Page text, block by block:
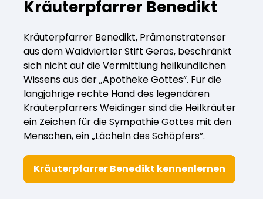
Gesundheit
Bio-Produkte
Essen & Trinken
Ätherische Öle
Hautsalben
Vereinsgründer Pfarrer Rauscher
Veranstaltungsberichte
Seminare mit Kräuterpfarrer Benedikt
Kräuterwanderungen
Kräuterpfarrer-Zentrum
Kloster- und Kräuterladen
Unser Zentrum
Beratungsdienst
Kräutergarten
Freunde der Heilkräuter
Vereinsvorstellung
Vereinsvorteile
Mitglied werden!
Unser Naturladen
Kräuterpfarrer Benedikt
Kräuterpfarrer Benedikt, Prämonstratenser
aus dem Waldviertler Stift Geras, beschränkt
sich nicht auf die Vermittlung heilkundlichen
Wissens aus der „Apotheke Gottes”. Für die
langjährige rechte Hand des legendären
Kräuterpfarrers Weidinger sind die Heilkräuter
ein Zeichen für die Sympathie Gottes mit den
Menschen, ein „Lächeln des Schöpfers”.
Kräuterpfarrer Benedikt kennenlernen